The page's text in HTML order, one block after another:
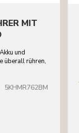
MIT
und
überall rühren,
5KHMR762BM